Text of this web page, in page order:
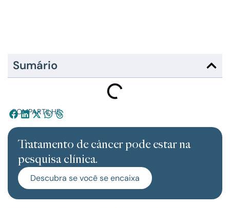
Sumário
COMPARTILHE:
Tratamento de câncer pode estar na
pesquisa clínica.
Descubra se você se encaixa